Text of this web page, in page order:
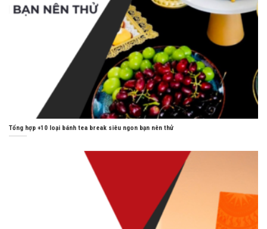
Tổng hợp +10 loại bánh tea break siêu ngon bạn nên thử